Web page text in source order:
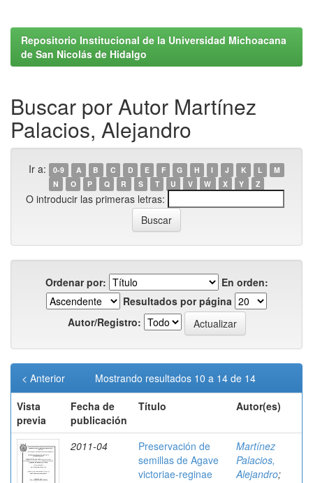
Repositorio Institucional de la Universidad Michoacana
de San Nicolás de Hidalgo
Buscar por Autor Martínez
Palacios, Alejandro
Ir a: 0-9 A B C D E F G H I J K L
M
N
O P Q R S T U V W X Y Z
O introducir las primeras letras:
Ordenar por:
En orden:
Resultados por página
Autor/Registro:
Mostrando resultados 10 a 14 de 14
< Anterior
Vista
previa
Fecha de
publicación
Título Autor(es)
2011-04
Preservación de
semillas de Agave
victoriae-reginae
Martínez
Palacios,
Alejandro;